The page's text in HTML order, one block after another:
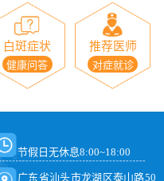
白斑症状
健康问答
推荐医师
对症就诊
节假日无休息8:00~18:00
广东省汕头市龙湖区泰山路50